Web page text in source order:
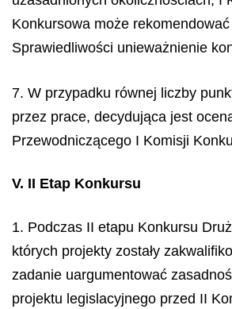
Konkursowa może
Sprawiedliwości unieważnienie
7. W przypadku równej liczby
przez prace, decydująca jest
Przewodniczącego I Komisji
V. II Etap Konkursu
1. Podczas II etapu Konkursu
których projekty zostały
zadanie uargumentować
projektu legislacyjnego przed II